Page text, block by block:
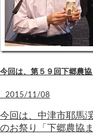
今回は、第５９回下郷農協
2015/11/08
今回は、中津市耶馬
のお祭り「下郷農協